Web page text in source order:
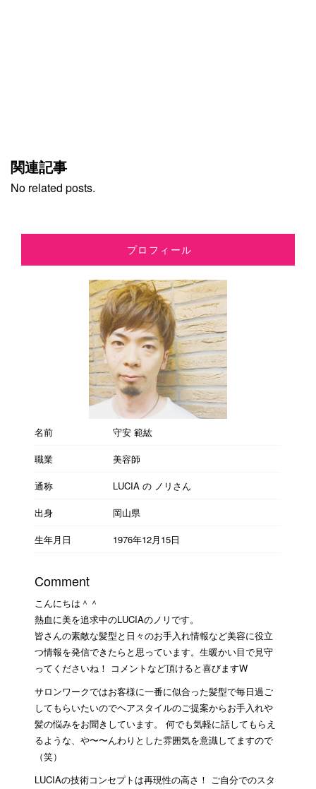
関連記事
No related posts.
プロフィール
名前
守安 範紘
職業
美容師
通称
LUCIA の ノリさん
出身
岡山県
生年月日
1976年12月15日
Comment
こんにちは＾＾
熱血に美を追求中のLUCIAのノリです。
皆さんの素敵な髪型と日々のお手入れ情報など美容に役立
つ情報を発信できたらと思っています。生暖かい目で見守
ってくださいね！ コメントなど頂けると喜びますW
サロンワークではお客様に一番に似合った髪型で毎日過ご
してもらいたいのでヘアスタイルのご提案からお手入れや
髪の悩みをお聞きしています。 何でも気軽に話してもらえ
るような、や〜〜んわりとした雰囲気を意識してますので
（笑）
LUCIAの技術コンセプトは再現性の高さ！ ご自分でのスタ